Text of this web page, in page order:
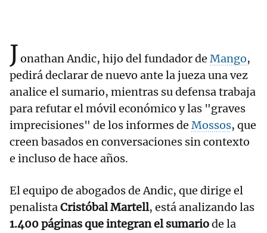
Jonathan Andic, hijo del fundador de Mango,
pedirá declarar de nuevo ante la jueza una vez
analice el sumario, mientras su defensa trabaja
para refutar el móvil económico y las "graves
imprecisiones" de los informes de Mossos, que
creen basados en conversaciones sin contexto
e incluso de hace años.
El equipo de abogados de Andic, que dirige el
penalistaCristóbal Martell, está analizando las
1.400 páginas que integran el sumariode la